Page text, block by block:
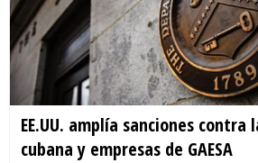
EE.UU. amplía sanciones
cubana y empresas de GAESA